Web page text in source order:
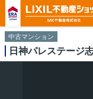
中古マンション
日神パレステー